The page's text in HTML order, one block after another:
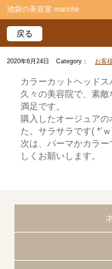
池袋の美容室 marche
戻る
2020年6月24日 Category： お客
カラーカットヘッドス
久々の美容院で、素
満足です。
購入したオージュア
た。サラサラです( *’ｗ
次は、パーマかカラ
しくお願いします。